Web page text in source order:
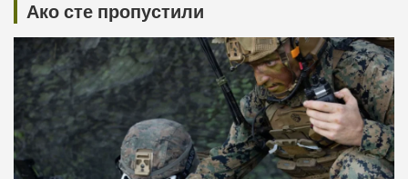
Ако сте пропустили